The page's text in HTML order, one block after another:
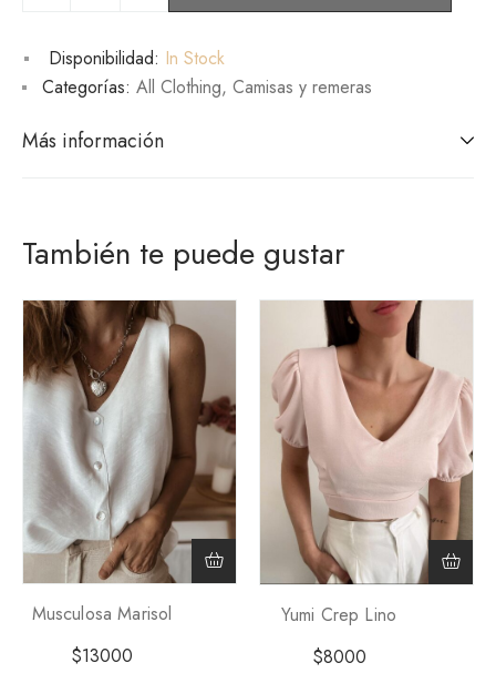
Disponibilidad: In Stock
Categorías: All Clothing, Camisas y remeras
Más información
También te puede gustar
Musculosa Marisol
$13000
Yumi Crep Lino
$8000